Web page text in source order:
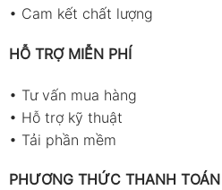
• Cam kết chất lượng
HỖ TRỢ MIỄN PHÍ
• Tư vấn mua hàng
• Hỗ trợ kỹ thuật
• Tải phần mềm
PHƯƠNG THỨC THANH TOÁN